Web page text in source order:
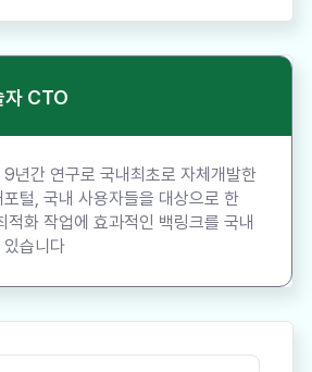
자 CTO
년간 연구로 국내최초로 자체개발한
털, 국내 사용자들을 대상으로 한
적화 작업에 효과적인 백링크를 국내
습니다